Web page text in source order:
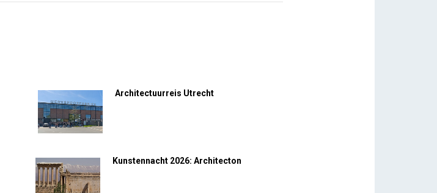
Architectuurreis Utrecht
Kunstennacht 2026: Architecton